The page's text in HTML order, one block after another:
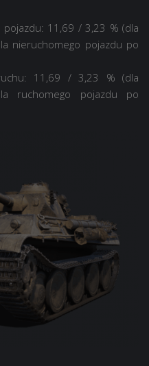
11,69 / 3,23 % (dla
nieruchomego pojazdu po
11,69 / 3,23 % (dla
ruchomego pojazdu po